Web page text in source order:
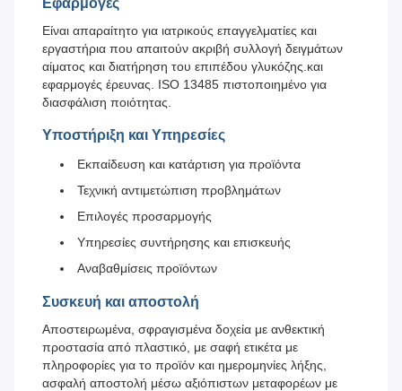
Εφαρμογές
Είναι απαραίτητο για ιατρικούς επαγγελματίες και
εργαστήρια που απαιτούν ακριβή συλλογή δειγμάτων
αίματος και διατήρηση του επιπέδου γλυκόζης.και
εφαρμογές έρευνας. ISO 13485 πιστοποιημένο για
διασφάλιση ποιότητας.
Υποστήριξη και Υπηρεσίες
Εκπαίδευση και κατάρτιση για προϊόντα
Τεχνική αντιμετώπιση προβλημάτων
Επιλογές προσαρμογής
Υπηρεσίες συντήρησης και επισκευής
Αναβαθμίσεις προϊόντων
Συσκευή και αποστολή
Αποστειρωμένα, σφραγισμένα δοχεία με ανθεκτική
προστασία από πλαστικό, με σαφή ετικέτα με
πληροφορίες για το προϊόν και ημερομηνίες λήξης,
ασφαλή αποστολή μέσω αξιόπιστων μεταφορέων με